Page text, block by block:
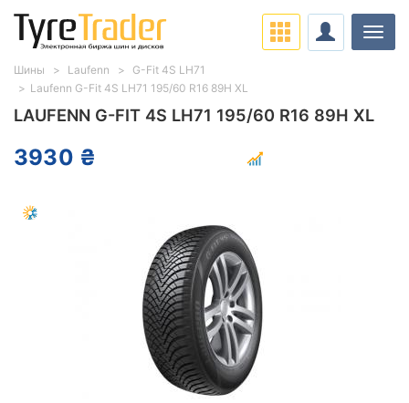
LAUFENN G-FIT 4S LH71 195/60 R16 89H XL
3930 ₴
Шины Laufenn
G-Fit 4S LH71
Laufenn G-Fit 4S LH71 195/60 R16 89H XL